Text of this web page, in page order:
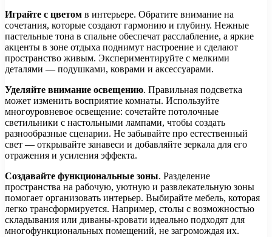
Играйте с цветом в интерьере. Обратите внимание на
сочетания, которые создают гармонию и глубину. Нежные
пастельные тона в спальне обеспечат расслабление, а яркие
акценты в зоне отдыха поднимут настроение и сделают
пространство живым. Экспериментируйте с мелкими
деталями — подушками, коврами и аксессуарами.
Уделяйте внимание освещению. Правильная подсветка
может изменить восприятие комнаты. Используйте
многоуровневое освещение: сочетайте потолочные
светильники с настольными лампами, чтобы создать
разнообразные сценарии. Не забывайте про естественный
свет — открывайте занавеси и добавляйте зеркала для его
отражения и усиления эффекта.
Создавайте функциональные зоны. Разделение
пространства на рабочую, уютную и развлекательную зоны
помогает организовать интерьер. Выбирайте мебель, которая
легко трансформируется. Например, столы с возможностью
складывания или диваны-кровати идеально подходят для
многофункциональных помещений, не загромождая их.